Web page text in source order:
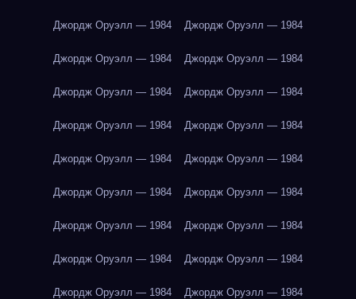
Джордж Оруэлл — 1984 Джордж Оруэлл — 1984
Джордж Оруэлл — 1984 Джордж Оруэлл — 1984
Джордж Оруэлл — 1984 Джордж Оруэлл — 1984
Джордж Оруэлл — 1984 Джордж Оруэлл — 1984
Джордж Оруэлл — 1984 Джордж Оруэлл — 1984
Джордж Оруэлл — 1984 Джордж Оруэлл — 1984
Джордж Оруэлл — 1984 Джордж Оруэлл — 1984
Джордж Оруэлл — 1984 Джордж Оруэлл — 1984
Джордж Оруэлл — 1984 Джордж Оруэлл — 1984